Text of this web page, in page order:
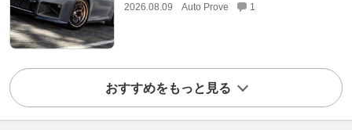
2026.08.09 Auto Prove 1
おすすめをもっと見る